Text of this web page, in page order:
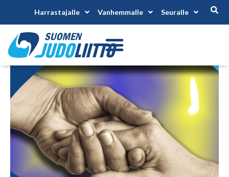
Harrastajalle Vanhemmalle Seuralle